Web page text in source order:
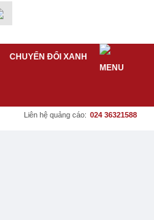
CHUYỂN ĐỔI XANH
Liên hệ quảng cáo: 024 36321588